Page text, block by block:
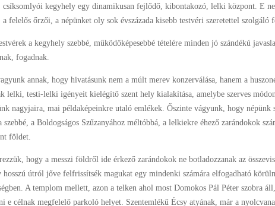
csíksomlyói kegyhely egy dinamikusan fejlődő, kibontakozó, lelki központ. E
a felelős őrzői, a népünket oly sok évszázada kisebb testvéri szeretettel szolgáló
a kegyhely szebbé, működőképesebbé tételére minden jó szándékú
fogadnak.
annak, hogy hivatásunk nem a múlt merev konzerválása, hanem a
lelki, testi-lelki igényeit kielégítő szent hely kialakítása, amelybe szerves
nagyjaira, mai példaképeinkre utaló emlékek. Őszinte vágyunk, hogy népünk
szebbé, a Boldogságos Szűzanyához méltóbbá, a lelkiekre éhező zarándokok
földet.
hogy a messzi földről ide érkező zarándokok ne botladozzanak az
hosszú útról jőve felfrissítsék magukat egy mindenki számára elfogadható
A templom mellett, azon a telken ahol most Domokos Pál Péter szobra
e célnak megfelelő parkoló helyet. Szentemlékű Écsy atyának, már a